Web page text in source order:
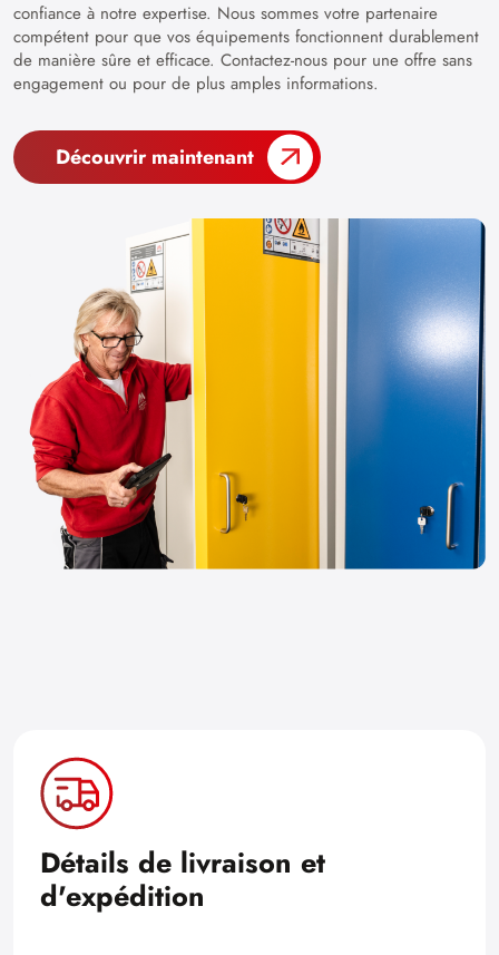
confiance à notre expertise. Nous sommes votre partenaire
compétent pour que vos équipements fonctionnent durablement
de manière sûre et efficace. Contactez-nous pour une offre sans
engagement ou pour de plus amples informations.
Découvrir maintenant
Détails de livraison et
d'expédition